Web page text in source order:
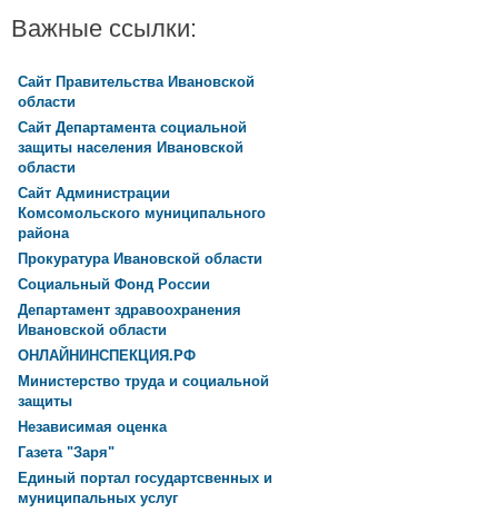
Важные ссылки:
Сайт Правительства Ивановской
области
Сайт Департамента социальной
защиты населения Ивановской
области
Сайт Администрации
Комсомольского муниципального
района
Прокуратура Ивановской области
Социальный Фонд России
Департамент здравоохранения
Ивановской области
ОНЛАЙНИНСПЕКЦИЯ.РФ
Министерство труда и социальной
защиты
Независимая оценка
Газета "Заря"
Единый портал государтсвенных и
муниципальных услуг